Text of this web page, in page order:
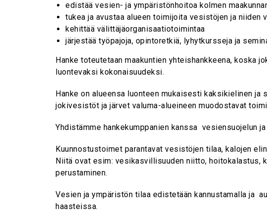
edistää vesien- ja ympäristönhoitoa kolmen
tukea ja avustaa alueen toimijoita vesistöjen ja
kehittää välittäjäorganisaatiotoimintaa
järjestää työpajoja, opintoretkiä, lyhytkursseja ja
Hanke toteutetaan maakuntien yhteishankkeena, koska
luontevaksi kokonaisuudeksi.
Hanke on alueensa luonteen mukaisesti kaksikielinen ja
jokivesistöt ja järvet valuma-alueineen muodostavat
Yhdistämme hankekumppanien kanssa vesiensuojelun
Kuunnostustoimet parantavat vesistöjen tilaa, kalojen
Niitä ovat esim: vesikasvillisuuden niitto, hoitokalastus,
perustaminen.
Vesien ja ympäristön tilaa edistetään kannustamalla ja
haasteissa.